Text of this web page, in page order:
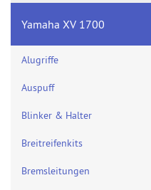
Yamaha XV 1700
Alugriffe
Auspuff
Blinker & Halter
Breitreifenkits
Bremsleitungen